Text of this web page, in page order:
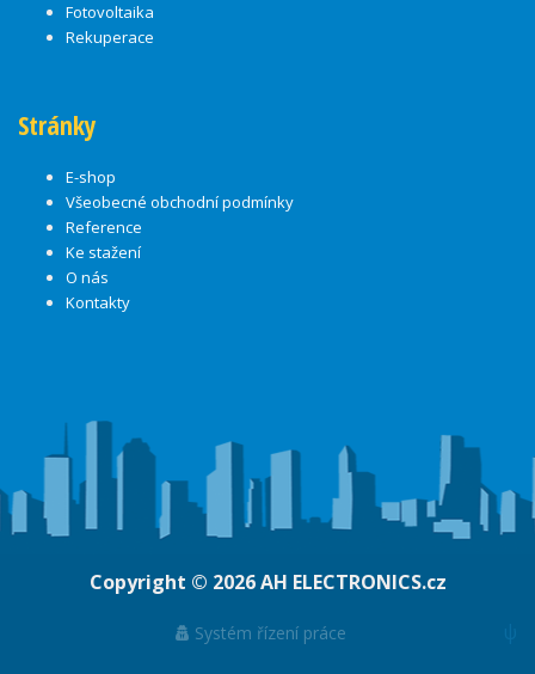
Fotovoltaika
Rekuperace
Stránky
E-shop
Všeobecné obchodní podmínky
Reference
Ke stažení
O nás
Kontakty
Copyright © 2026AH ELECTRONICS.cz
Systém řízení práce